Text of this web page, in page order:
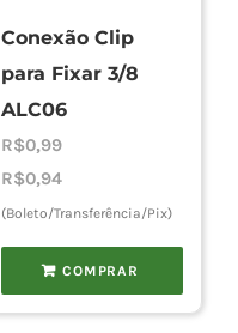
Conexão Clip
para Fixar 3/8
ALC06
R$0,99
R$0,94
(Boleto/Transferência/Pix)
COMPRAR